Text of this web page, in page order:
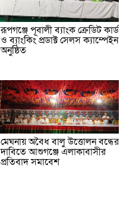
রূপগঞ্জে পূবালী ব্যাংক ক্রেডিট কার্ড
ও ব্যাংকিং প্রডাক্ট সেলস ক্যাম্পেইন
অনুষ্ঠিত
মেঘনায় অবৈধ বালু উত্তোলন বন্ধের
দাবিতে আশুগঞ্জে এলাকাবাসীর
প্রতিবাদ সমাবেশ